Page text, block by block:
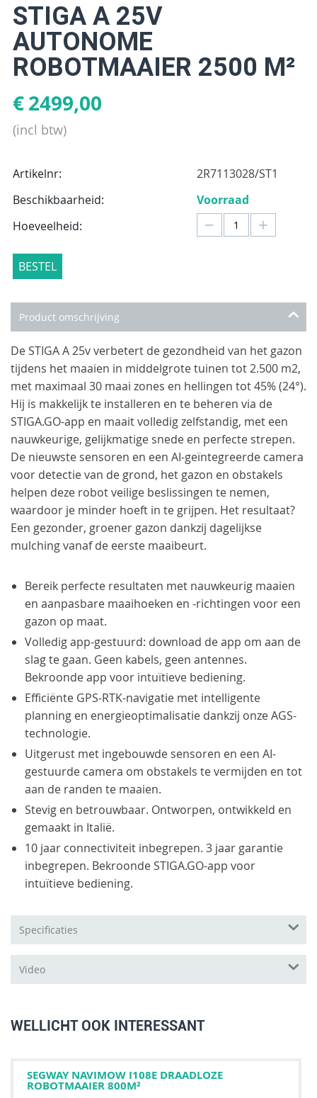
STIGA A 25V
AUTONOME
ROBOTMAAIER 2500 M²
€2499,00
(incl btw)
Artikelnr:
2R7113028/ST1
Beschikbaarheid:
Voorraad
Hoeveelheid:
+
−
BESTEL
Product omschrijving
De STIGA A 25v verbetert de gezondheid van het gazon
tijdens het maaien in middelgrote tuinen tot 2.500 m2,
met maximaal 30 maai zones en hellingen tot 45% (24°).
Hij is makkelijk te installeren en te beheren via de
STIGA.GO-app en maait volledig zelfstandig, met een
nauwkeurige, gelijkmatige snede en perfecte strepen.
De nieuwste sensoren en een AI-geïntegreerde camera
voor detectie van de grond, het gazon en obstakels
helpen deze robot veilige beslissingen te nemen,
waardoor je minder hoeft in te grijpen. Het resultaat?
Een gezonder, groener gazon dankzij dagelijkse
mulching vanaf de eerste maaibeurt.
Bereik perfecte resultaten met nauwkeurig maaien
en aanpasbare maaihoeken en -richtingen voor een
gazon op maat.
Volledig app-gestuurd: download de app om aan de
slag te gaan. Geen kabels, geen antennes.
Bekroonde app voor intuïtieve bediening.
Efficiënte GPS-RTK-navigatie met intelligente
planning en energieoptimalisatie dankzij onze AGS-
technologie.
Uitgerust met ingebouwde sensoren en een AI-
gestuurde camera om obstakels te vermijden en tot
aan de randen te maaien.
Stevig en betrouwbaar. Ontworpen, ontwikkeld en
gemaakt in Italië.
10 jaar connectiviteit inbegrepen. 3 jaar garantie
inbegrepen. Bekroonde STIGA.GO-app voor
intuïtieve bediening.
Specificaties
Video
WELLICHT OOK INTERESSANT
SEGWAY NAVIMOW I108E DRAADLOZE
ROBOTMAAIER 800M²